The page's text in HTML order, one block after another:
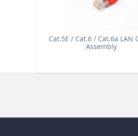
Cat.5E / Cat.6 / Cat.6a LAN
Assembly